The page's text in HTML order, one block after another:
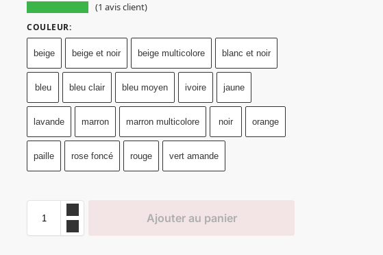
(1 avis client)
COULEUR:
beige beige et noir beige multicolore blanc et noir
bleu bleu clair bleu moyen ivoire jaune
lavande marron marron multicolore noir orange
paille rose foncé rouge vert amande
Ajouter au panier